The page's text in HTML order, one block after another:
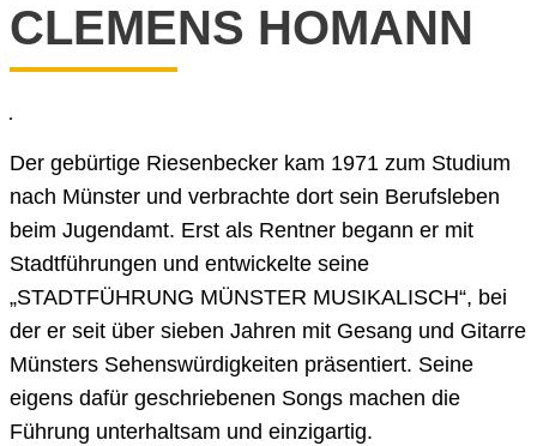
CLEMENS HOMANN
Der gebürtige Riesenbecker kam 1971 zum Studium
nach Münster und verbrachte dort sein Berufsleben
beim Jugendamt. Erst als Rentner begann er mit
Stadtführungen und entwickelte seine
„STADTFÜHRUNG MÜNSTER MUSIKALISCH“, bei
der er seit über sieben Jahren mit Gesang und Gitarre
Münsters Sehenswürdigkeiten präsentiert. Seine
eigens dafür geschriebenen Songs machen die
Führung unterhaltsam und einzigartig.